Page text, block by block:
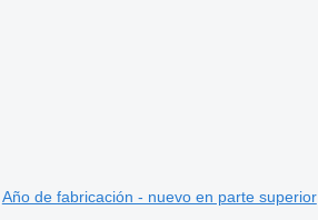
Año de fabricación - nuevo en parte superior